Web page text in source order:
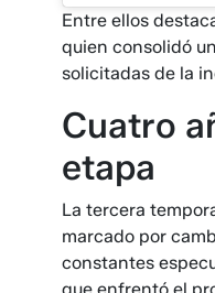
Entre ellos
quien consolidó
solicitadas de la
Cuatro
etapa
La tercera
marcado por
constantes